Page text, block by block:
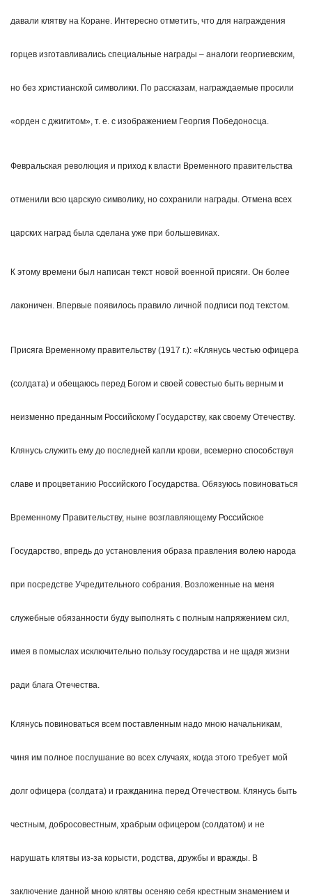
давали клятву на Коране. Интересно отметить, что для награждения
горцев изготавливались специальные награды – аналоги георгиевским,
но без христианской символики. По рассказам, награждаемые просили
«орден с джигитом», т. е. с изображением Георгия Победоносца.
Февральская революция и приход к власти Временного правительства
отменили всю царскую символику, но сохранили награды. Отмена всех
царских наград была сделана уже при большевиках.
К этому времени был написан текст новой военной присяги. Он более
лаконичен. Впервые появилось правило личной подписи под текстом.
Присяга Временному правительству (1917 г.): «Клянусь честью офицера
(солдата) и обещаюсь перед Богом и своей совестью быть верным и
неизменно преданным Российскому Государству, как своему Отечеству.
Клянусь служить ему до последней капли крови, всемерно способствуя
славе и процветанию Российского Государства. Обязуюсь повиноваться
Временному Правительству, ныне возглавляющему Российское
Государство, впредь до установления образа правления волею народа
при посредстве Учредительного собрания. Возложенные на меня
служебные обязанности буду выполнять с полным напряжением сил,
имея в помыслах исключительно пользу государства и не щадя жизни
ради блага Отечества.
Клянусь повиноваться всем поставленным надо мною начальникам,
чиня им полное послушание во всех случаях, когда этого требует мой
долг офицера (солдата) и гражданина перед Отечеством. Клянусь быть
честным, добросовестным, храбрым офицером (солдатом) и не
нарушать клятвы из-за корысти, родства, дружбы и вражды. В
заключение данной мною клятвы осеняю себя крестным знамением и